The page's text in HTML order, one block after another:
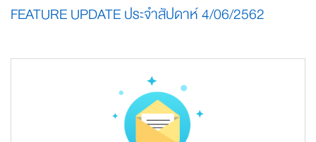
FEATURE UPDATE ประจำสัปดาห์ 4/06/2562